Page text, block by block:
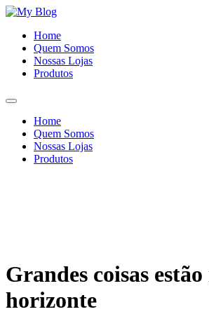
Ir
conteúdo
Home
Quem Somos
Nossas Lojas
Produtos
Home
Quem Somos
Nossas Lojas
Produtos
Grandes coisas estão
horizonte